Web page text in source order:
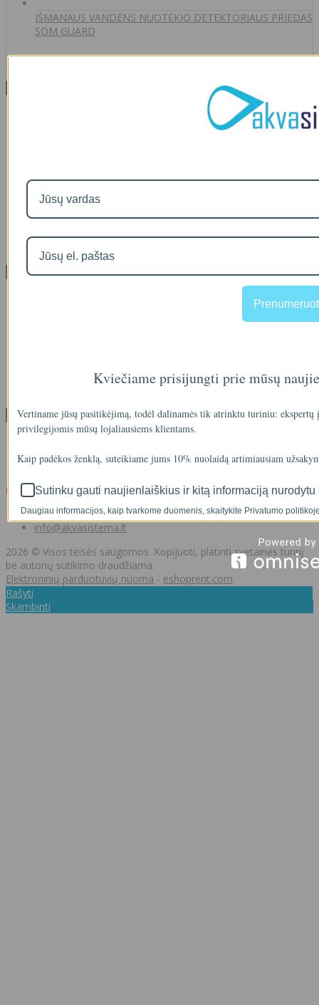
IŠMANAUS VANDENS NUOTĖKIO DETEKTORIAUS PRIEDAS
SOM GUARD
NEMOKAMI VANDENS TYRIMAI
Privatumo politika
Atsiskaitymas IŠSIMOKĖTINAI
NAUJIENOS
Facebook konkursų sąlygos
Informacija pagal BDAR
Klientų aptarnavimas
Svetainės medis
Klientams
Užsakymų istorija
Norų sąrašas
Kontaktai
+37062011348
info@akvasistema.lt
2026 © Visos teisės saugomos. Kopijuoti, platinti svetainės turinį
be autorių sutikimo draudžiama.
Elektroninių parduotuvių nuoma - eshoprent.com
Rašyti
Skambinti
Kviečiame prisijungti prie mūsų
Vertiname jūsų pasitikėjimą, todėl dalinamės tik atrinktu turiniu:
privilegijomis mūsų lojaliausiems klientams.
Kaip padėkos ženklą, suteikiame jums 10% nuolaidą artimiausiam
Sutinku gauti naujienlaiškius ir kitą informaciją
Daugiau informacijos, kaip tvarkome duomenis, skaitykite Privatumo